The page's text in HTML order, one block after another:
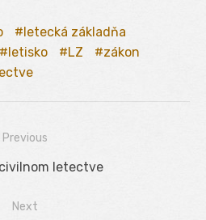
letecká základňa
letisko LZ
zákon
Previous
letectve
Next